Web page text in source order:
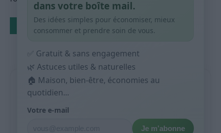
Rejoignez +10 000 abonnés
Chaque semaine, recevez gratuitement nos
meilleures astuces utiles et naturelles.
dans votre boîte mail.
Des idées simples pour économiser, mieux
consommer et prendre soin de vous.
✅ Gratuit & sans engagement
🌿 Astuces utiles & naturelles
🏠 Maison, bien-être, économies au
quotidien...
Votre e-mail
Je m’abonne